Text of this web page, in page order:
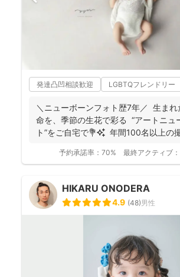
発達凸凹相談歓迎 LGBTQフレンドリー
＼ニューボーンフォト歴7年／ 生まれたての小さな
命を、季節の生花で彩る “アートニューボーンフォ
ト”をご自宅で💐✨ 年間100名以上の
予約承諾率： 70% 最終アクティブ：
HIKARU ONODERA
4.9 (48)男性